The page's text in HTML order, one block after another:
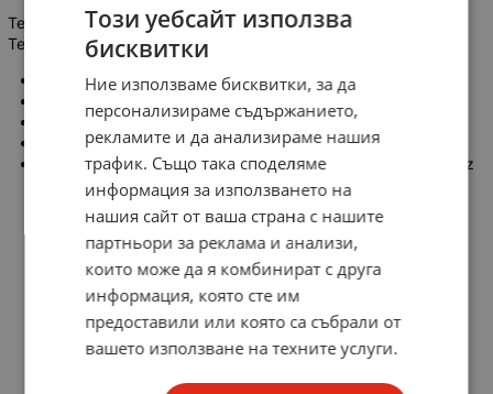
Телевизионна Антена за Цифрова DVB-T и Аналогова
Телевизия ANT CLEARTV, Без кабел, Вътрешна
DVB-T Антена
Без Кабел
С усилване 38dB
Честотен диапазон: VHF: 174-230MHz, UHF: 470-862MHz
Този уебсайт използва
бисквитки
Ние използваме бисквитки, за да
персонализираме съдържанието,
рекламите и да анализираме нашия
трафик. Също така споделяме
информация за използването на
нашия сайт от ваша страна с нашите
партньори за реклама и анализи,
които може да я комбинират с друга
информация, която сте им
предоставили или която са събрали от
вашето използване на техните услуги.